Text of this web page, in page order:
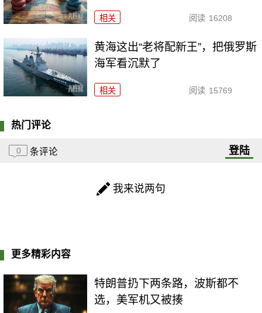
相关 阅读 16208
黄海这出“老将配新王”，把俄罗斯
海军看沉默了
相关 阅读 15769
热门评论
0 条评论 登陆
我来说两句
更多精彩内容
特朗普扔下两条路，波斯都不
选，美军机又被揍